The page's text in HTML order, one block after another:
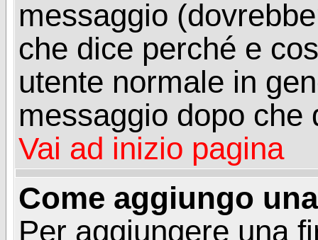
messaggio
che dice perché e
utente normale in
messaggio dopo che
Vai ad inizio pagina
Come aggiungo
Per aggiungere una